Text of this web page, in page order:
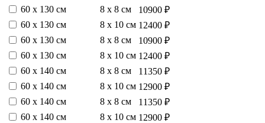
60 х 130 см
8 х 8 см
10900 ₽
60 х 130 см
8 х 10 см 12400 ₽
60 х 130 см
8 х 8 см
10900 ₽
60 х 130 см
8 х 10 см 12400 ₽
60 х 140 см
8 х 8 см
11350 ₽
60 х 140 см
8 х 10 см 12900 ₽
60 х 140 см
8 х 8 см
11350 ₽
60 х 140 см
8 х 10 см 12900 ₽